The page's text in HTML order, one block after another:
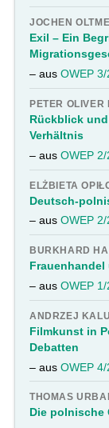
JOCHEN
Exil – Ein
– ausOWEP
PETER OLIVER
Rückblick
Verhältnis
– ausOWEP
ELŻBIETA
Deutsch-
– ausOWEP
BURKHARD
– ausOWEP
ANDRZEJ
Filmkunst in
Debatten
– ausOWEP
THOMAS
Die polnische